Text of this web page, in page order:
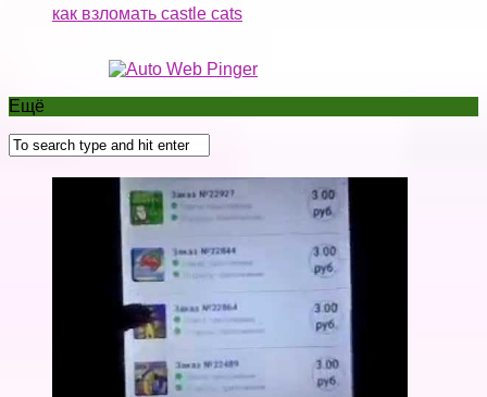
как взломать castle cats
Ещё